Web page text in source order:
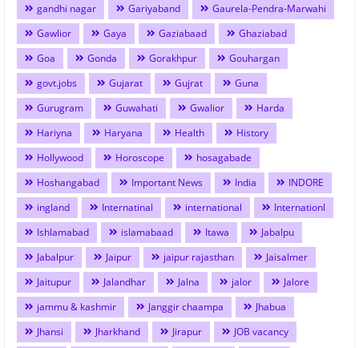
gandhi nagar
Gariyaband
Gaurela-Pendra-Marwahi
Gawlior
Gaya Gaziabaad
Ghaziabad
Goa
Gonda Gorakhpur
Gouhargan
govt.jobs
Gujarat Gujrat
Guna
Gurugram
Guwahati Gwalior
Harda
Hariyna
Haryana Health
History
Hollywood
Horoscope
hosagabade
Hoshangabad
Important News India
INDORE
ingland
Internatinal international
Internationl
Ishlamabad
islamabaad Itawa
Jabalpu
Jabalpur
Jaipur jaipur rajasthan
Jaisalmer
Jaitupur
Jalandhar Jalna jalor
Jalore
jammu & kashmir
Janggir chaampa
Jhabua
Jhansi
Jharkhand Jirapur
JOB vacancy